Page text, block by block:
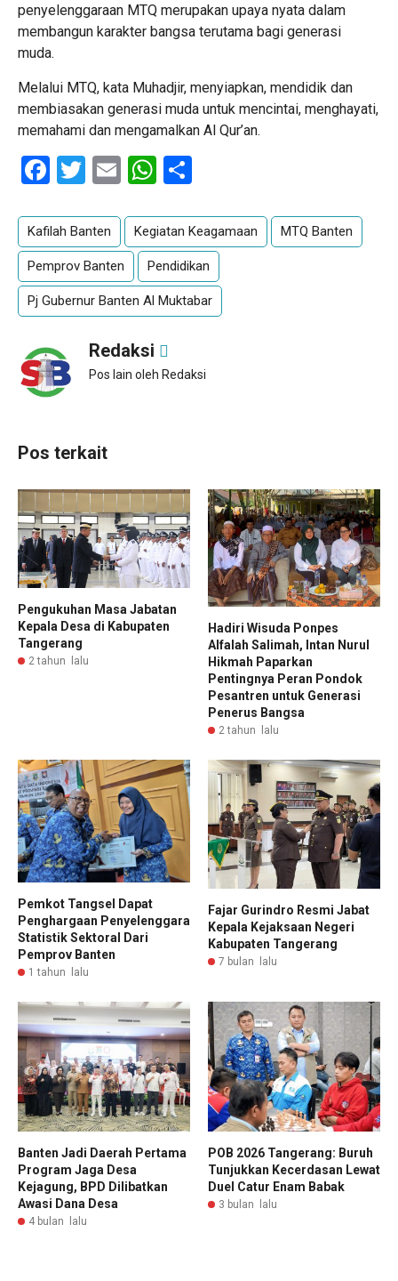
penyelenggaraan MTQ merupakan upaya nyata dalam
membangun karakter bangsa terutama bagi generasi
muda.
Melalui MTQ, kata Muhadjir, menyiapkan, mendidik dan
membiasakan generasi muda untuk mencintai, menghayati,
memahami dan mengamalkan Al Qur’an.
Facebook
Twitter
EmailWhatsApp
Kafilah Banten Kegiatan Keagamaan MTQ Banten
Pemprov Banten Pendidikan
Pj Gubernur Banten Al Muktabar
Redaksi
Pos lain oleh Redaksi
Pos terkait
Pengukuhan Masa Jabatan
Kepala Desa di Kabupaten
Tangerang
2 tahun lalu
Hadiri Wisuda Ponpes
Alfalah Salimah, Intan Nurul
Hikmah Paparkan
Pentingnya Peran Pondok
Pesantren untuk Generasi
Penerus Bangsa
2 tahun lalu
Pemkot Tangsel Dapat
Penghargaan Penyelenggara
Statistik Sektoral Dari
Pemprov Banten
1 tahun lalu
Fajar Gurindro Resmi Jabat
Kepala Kejaksaan Negeri
Kabupaten Tangerang
7 bulan lalu
Banten Jadi Daerah Pertama
Program Jaga Desa
Kejagung, BPD Dilibatkan
Awasi Dana Desa
4 bulan lalu
POB 2026 Tangerang: Buruh
Tunjukkan Kecerdasan Lewat
Duel Catur Enam Babak
3 bulan lalu